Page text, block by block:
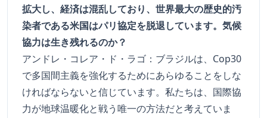
拡大し、経済は混乱しており、世界最大の歴史的汚
染者である米国はパリ協定を脱退しています。気候
協力は生き残れるのか？
アンドレ・コレア・ド・ラゴ：ブラジルは、Cop30
で多国間主義を強化するためにあらゆることをしな
ければならないと信じています。私たちは、国際協
力が地球温暖化と戦う唯一の方法だと考えていま